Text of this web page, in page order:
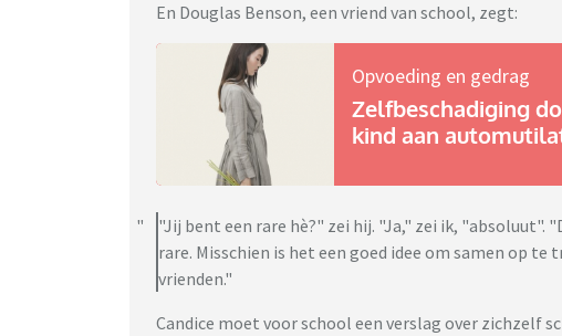
En Douglas Benson, een vriend van school, zegt:
Opvoeding en gedrag
Zelfbeschadiging
kind aan
"Jij bent een rare hè?" zei hij. "Ja," zei ik, "absoluut".
rare. Misschien is het een goed idee om samen op te
vrienden."
Candice moet voor school een verslag over zichzelf